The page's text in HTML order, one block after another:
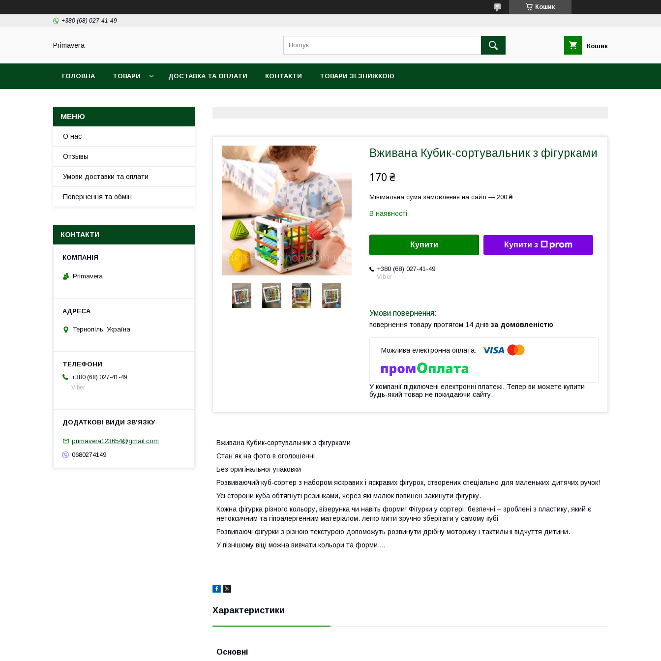
Кошик
+380 (68) 027-41-49
Primavera Кошик
ГОЛОВНА ТОВАРИ ДОСТАВКА ТА ОПЛАТИ КОНТАКТИ ТОВАРИ ЗІ ЗНИЖКОЮ
Вживана Кубик-сортувальник з фігурками
170 ₴
Мінімальна сума замовлення на сайті — 200 ₴
В наявності
Купити Купити з
+380 (68) 027-41-49
Viber
повернення товару протягом 14 днів за домовленістю
У компанії підключені електронні платежі. Тепер ви можете купити
будь-який товар не покидаючи сайту.
Вживана Кубик-сортувальник з фігурками
Стан як на фото в оголошенні
Без оригінальної упаковки
Розвиваючий куб-сортер з набором яскравих і яскравих фігурок, створених спеціально для маленьких дитячих ручок!
Усі сторони куба обтягнуті резинками, через які малюк повинен закинути фігурку.
Кожна фігурка різного кольору, візерунка чи навіть форми! Фігурки у сортері: безпечні – зроблені з пластику, який є
нетоксичним та гіпоалергенним матеріалом. легко мити зручно зберігати у самому кубі
Розвиваючі фігурки з різною текстурою допоможуть розвинути дрібну моторику і тактильні відчуття дитини.
У пізнішому віці можна вивчати кольори та форми....
Характеристики
Основні
О нас
Отзывы
Умови доставки та оплати
Повернення та обмін
КОНТАКТИ
Primavera
Тернопіль, Україна
+380 (68) 027-41-49
Viber
primavera123654@gmail.com
0680274149